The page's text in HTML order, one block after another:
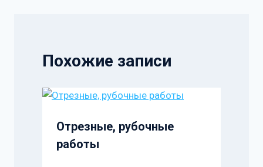
Похожие записи
Отрезные, рубочные
работы